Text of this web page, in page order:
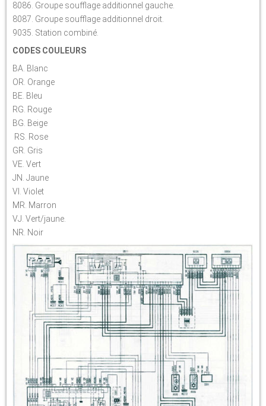
8086. Groupe soufflage additionnel gauche.
8087. Groupe soufflage additionnel droit.
9035. Station combiné.
CODES COULEURS
BA. Blanc
OR. Orange
BE. Bleu
RG. Rouge
BG. Beige
RS. Rose
GR. Gris
VE. Vert
JN. Jaune
VI. Violet
MR. Marron
VJ. Vert/jaune.
NR. Noir